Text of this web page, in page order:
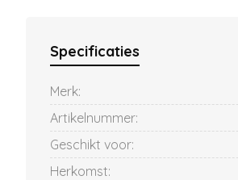
Specificaties
Merk:
Artikelnummer:
Geschikt voor:
Herkomst: